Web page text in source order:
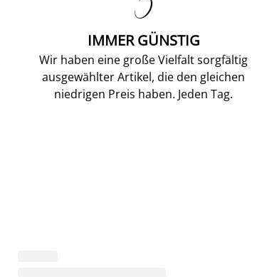

IMMER GÜNSTIG
Wir haben eine große Vielfalt sorgfältig
ausgewählter Artikel, die den gleichen
niedrigen Preis haben. Jeden Tag.